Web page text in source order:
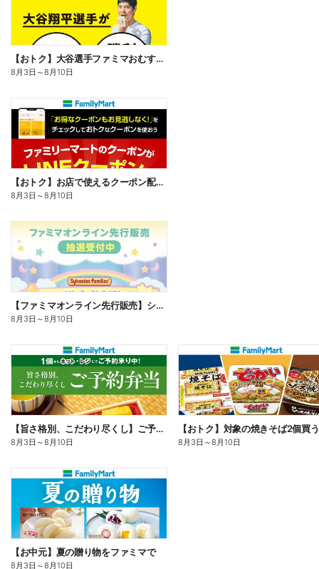
【おトク】大谷選手ファミマおむすび割
8月3日 ～8月10日
【おトク】お店で使えるクーポン配信中
8月3日 ～8月10日
【ファミマオンライン先行販売】シルバニアファミリー
8月3日 ～8月10日
【旨さ格別、こだわり尽くし】ご予約弁当
8月3日 ～8月10日 8月3日 ～8月10日
【お中元】夏の贈り物をファミマで
8月3日 ～8月10日